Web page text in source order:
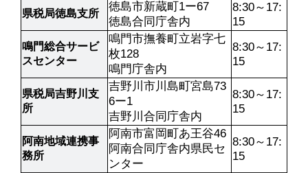
県税局徳島支所
徳島市新蔵町1ー67
徳島合同庁舎内
8:30～17:
15
鳴門総合サービ
スセンター
鳴門市撫養町立岩字七
枚128
鳴門庁舎内
8:30～17:
15
県税局吉野川支
所
吉野川市川島町宮島73
6ー1
吉野川合同庁舎内
8:30～17:
15
阿南地域連携事
務所
阿南市富岡町あ王谷46
阿南合同庁舎内県民セ
ンター
8:30～17:
15